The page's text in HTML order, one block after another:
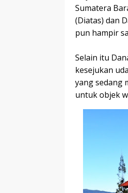
Sumatera
(Diatas) dan
pun hampir
Selain itu
kesejukan
yang sedang
untuk objek